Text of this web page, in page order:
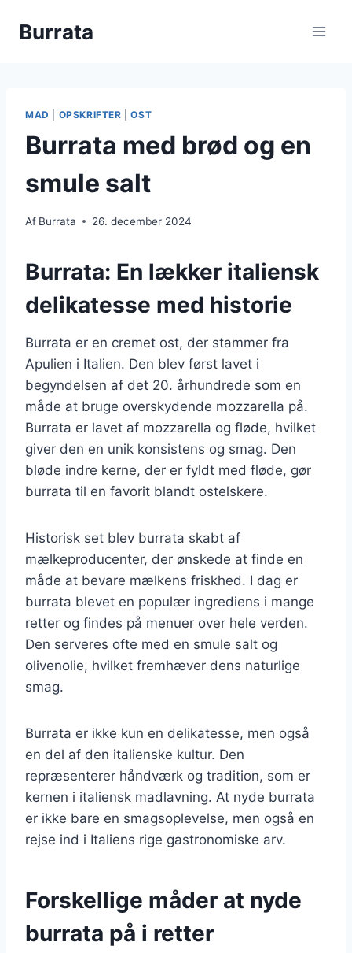
Burrata
MAD OPSKRIFTER |OST
Burrata med brød og en
smule salt
Af Burrata 26. december 2024
Burrata: En lækker italiensk
delikatesse med historie
Burrata er en cremet ost, der stammer fra
Apulien i Italien. Den blev først lavet i
begyndelsen af det 20. århundrede som en
måde at bruge overskydende mozzarella på.
Burrata er lavet af mozzarella og fløde, hvilket
giver den en unik konsistens og smag. Den
bløde indre kerne, der er fyldt med fløde, gør
burrata til en favorit blandt ostelskere.
Historisk set blev burrata skabt af
mælkeproducenter, der ønskede at finde en
måde at bevare mælkens friskhed. I dag er
burrata blevet en populær ingrediens i mange
retter og findes på menuer over hele verden.
Den serveres ofte med en smule salt og
olivenolie, hvilket fremhæver dens naturlige
smag.
Burrata er ikke kun en delikatesse, men også
en del af den italienske kultur. Den
repræsenterer håndværk og tradition, som er
kernen i italiensk madlavning. At nyde burrata
er ikke bare en smagsoplevelse, men også en
rejse ind i Italiens rige gastronomiske arv.
Forskellige måder at nyde
burrata på i retter